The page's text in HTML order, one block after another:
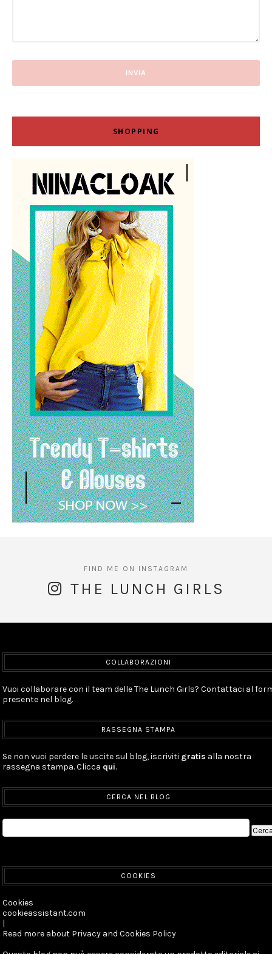
SHOPPING
THE LUNCH GIRLS
COLLABORAZIONI
Vuoi collaborare con il team delle The Lunch Girls? Contattaci al
presente nel blog.
RASSEGNA STAMPA
Se non vuoi perdere le uscite sul blog, iscriviti gratis alla nostra
rassegna stampa. Clicca qui.
CERCA NEL BLOG
COOKIES
Cookies
cookieassistant.com
|
Read more about Privacy and Cookies Policy